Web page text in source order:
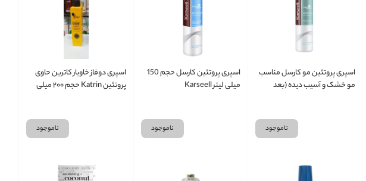
اسپری پروتئین مو کارسل مناسب
مو خشک و آسیب دیده (بعد
ناموجود
اسپری پروتئین کارسل حجم 150
میلی لیتر Karseell
ناموجود
اسپری دوفاز خاویار کاترین حاوی
پروتئین Katrin حجم ۲۰۰ میلی
ناموجود